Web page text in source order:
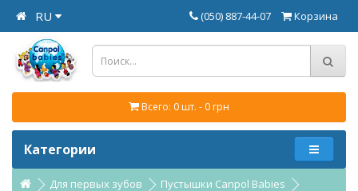
RU Корзина
(050) 887-44-07
Всего: 0 шт. - 0 грн
Категории
Для первых зубов
Пустышки Canpol Babies